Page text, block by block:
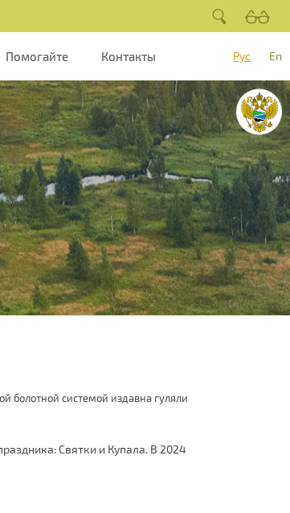
Помогайте Контакты Рус En
болотной системой издавна гуляли
Святки и Купала. В 2024